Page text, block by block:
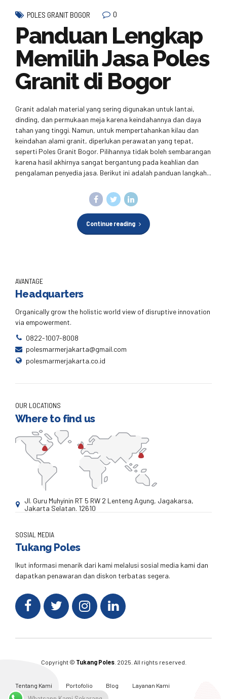
POLES GRANIT BOGOR 0
Panduan Lengkap
Memilih Jasa Poles
Granit di Bogor
Granit adalah material yang sering digunakan untuk lantai,
dinding, dan permukaan meja karena keindahannya dan daya
tahan yang tinggi. Namun, untuk mempertahankan kilau dan
keindahan alami granit, diperlukan perawatan yang tepat,
seperti Poles Granit Bogor. Pilihannya tidak boleh sembarangan
karena hasil akhirnya sangat bergantung pada keahlian dan
pengalaman penyedia jasa. Berikut ini adalah panduan langkah...
Continue reading
AVANTAGE
Headquarters
Organically grow the holistic world view of disruptive innovation
via empowerment.
0822-1007-8008
polesmarmerjakarta@gmail.com
polesmarmerjakarta.co.id
OUR LOCATIONS
Where to find us
Jl. Guru Muhyinin RT 5 RW 2 Lenteng Agung, Jagakarsa,
Jakarta Selatan. 12610
SOSIAL MEDIA
Tukang Poles
Ikut informasi menarik dari kami melalusi sosial media kami dan
dapatkan penawaran dan diskon terbatas segera.
Copyright © Tukang Poles. 2025. All rights reserved.
Tentang Kami Portofolio Blog
Layanan Kami
Kontak Kami